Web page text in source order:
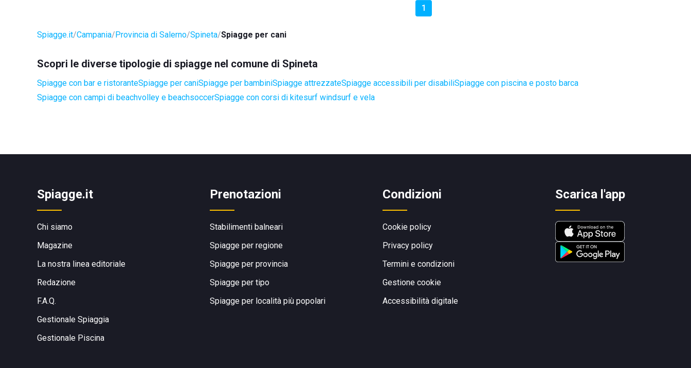
1
Spiagge.it Campania Provincia di Salerno Spineta Spiagge per cani
Scopri le diverse tipologie di spiagge nel comune di Spineta
Spiagge con bar e ristoranteSpiagge per caniSpiagge per bambiniSpiagge attrezzateSpiagge accessibili per disabiliSpiagge con piscina e posto barca
Spiagge con campi di beachvolley e beachsoccerSpiagge con corsi di kitesurf windsurf e vela
Spiagge.it
Chi siamo
Magazine
La nostra linea editoriale
Redazione
F.A.Q.
Gestionale Spiaggia
Gestionale Piscina
Prenotazioni
Stabilimenti balneari
Spiagge per regione
Spiagge per provincia
Spiagge per tipo
Spiagge per località più popolari
Condizioni
Cookie policy
Privacy policy
Termini e condizioni
Gestione cookie
Accessibilità digitale
Scarica l'app